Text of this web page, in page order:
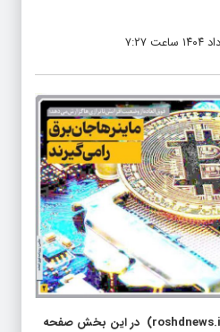
) در این بخش صفحه